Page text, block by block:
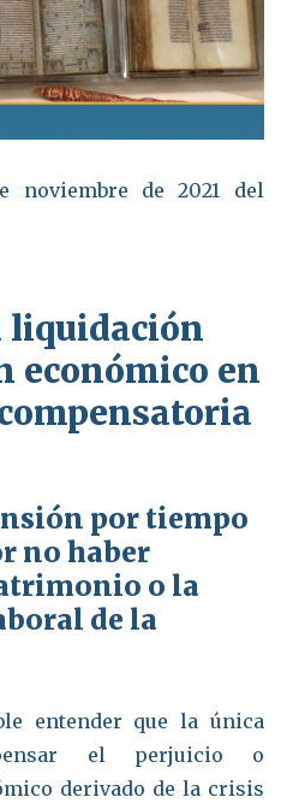
noviembre de 2021 del
liquidación
económico en
por tiempo
no haber
o la
de la
entender que la única
el perjuicio o
derivado de la crisis